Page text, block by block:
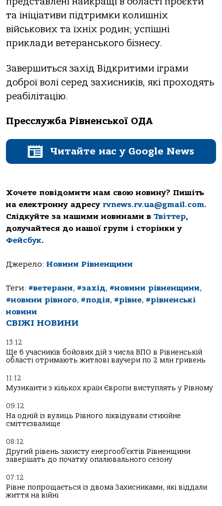
та ініціативи підтримки колишніх
військових та їхніх родин; успішні
приклади ветеранського бізнесу.
Завершиться захід Відкритими іграми
доброї волі серед захисників, які проходять
реабілітацію.
Пресслужба Рівненської ОДА
Читайте нас у Google News
Хочете повідомити нам свою новину? Пишіть
на електронну адресу rvnews.rv.ua@gmail.com.
Слідкуйте за нашими новинами в Твіттер,
долучайтеся до нашої групи і сторінки у
Фейсбук.
Джерело: Новини Рівненщини
Теги: #ветерани, #захід, #новини рівненщини,
#новини рівного, #подія, #рівне, #рівненські
новини
СВІЖІ НОВИНИ
13:12
Ще 6 учасників бойових дій з числа ВПО в Рівненській
області отримають житлові ваучери по 2 млн гривень
11:12
Музиканти з кількох країн Європи виступлять у Рівному
09:12
На одній із вулиць Рівного ліквідували стихійне
сміттєзвалище
08:12
Другий рівень захисту енергооб’єктів Рівненщини
завершать до початку опалювального сезону
07:12
Рівне попрощається із двома Захисниками, які віддали
життя на війні